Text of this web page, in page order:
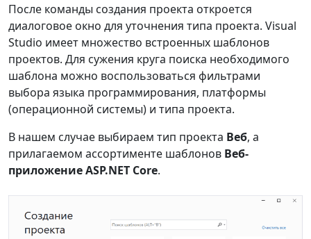
После команды создания проекта откроется
диалоговое окно для уточнения типа проекта. Visual
Studio имеет множество встроенных шаблонов
проектов. Для сужения круга поиска необходимого
шаблона можно воспользоваться фильтрами
выбора языка программирования, платформы
(операционной системы) и типа проекта.
В нашем случае выбираем тип проекта Веб, а
прилагаемом ассортименте шаблонов Веб-
приложение ASP.NET Core.